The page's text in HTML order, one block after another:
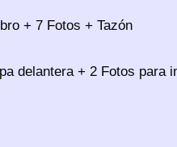
+ 7 Fotos + Tazón
delantera + 2 Fotos para